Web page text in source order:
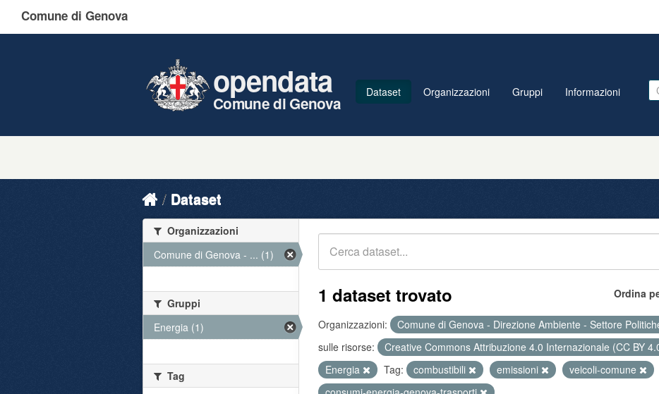
Comune di Genova
opendata
Comune di Genova
Dataset Organizzazioni Gruppi Informazioni
Dataset
Ordina
1 dataset trovato
Organizzazioni: Comune di Genova - Direzione Ambiente - Settore
sulle risorse:
Creative Commons Attribuzione 4.0 Internazionale (CC BY
Energia
Tag: combustibili emissioni
veicoli-comune
Organizzazioni
Comune di Genova - ... (1)
Gruppi
Energia (1)
Tag